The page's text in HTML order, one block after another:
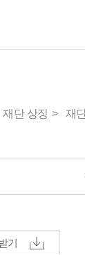
재단 상징 재
기